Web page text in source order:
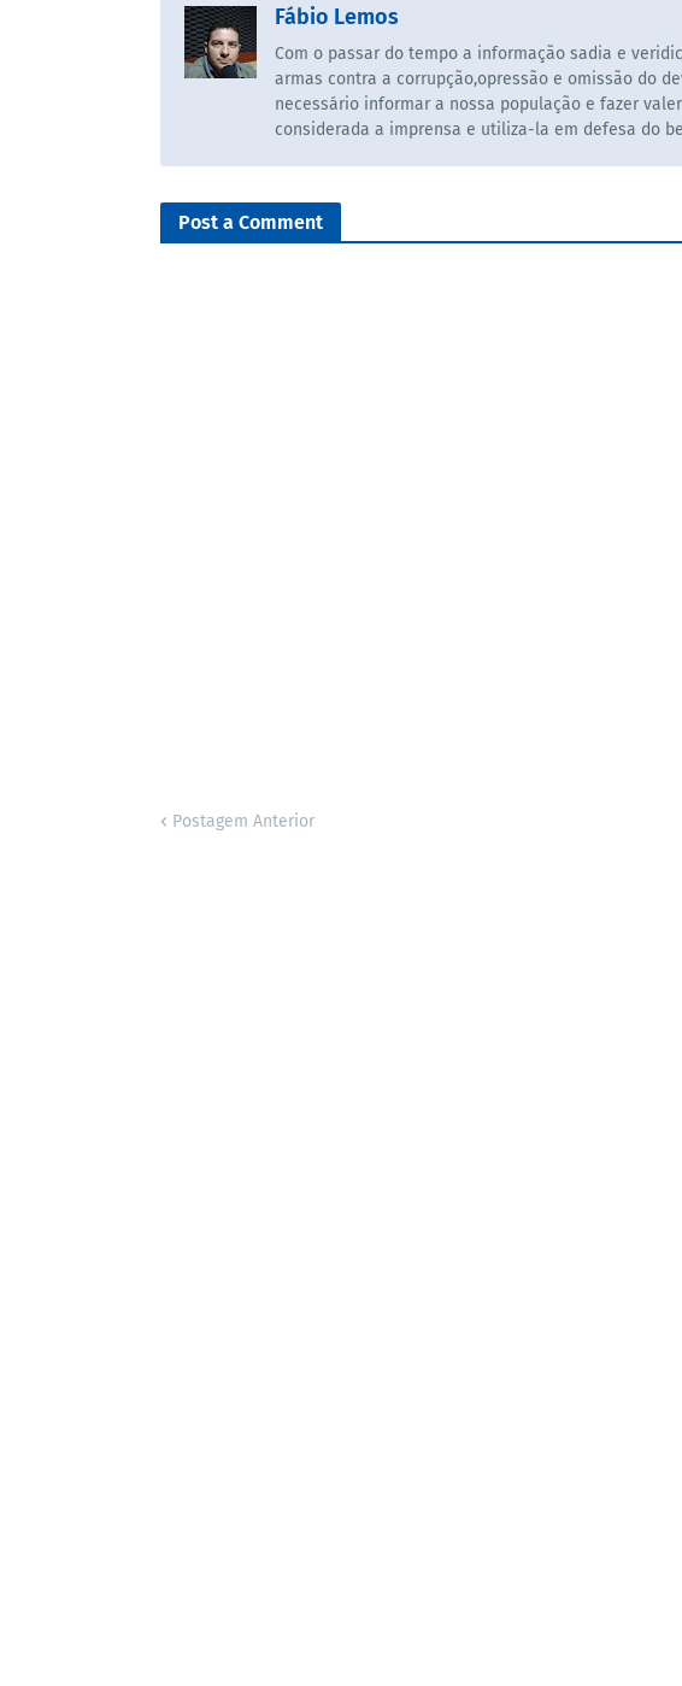
Fábio Lemos
Com o passar do tempo a informação sadia e
armas contra a corrupção,opressão e omissão do
necessário informar a nossa população e fazer
considerada a imprensa e utiliza-la em defesa do
Post a Comment
Postagem Anterior